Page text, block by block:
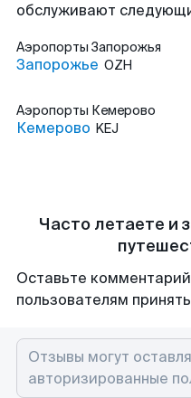
обслуживают
Аэропорты Запорожья
Запорожье OZH
Аэропорты Кемерово
Кемерово KEJ
Часто летаете и
Оставьте
пользователям